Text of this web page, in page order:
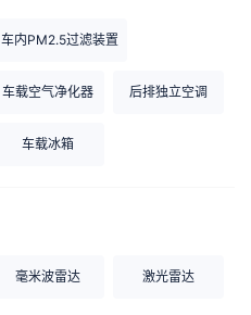
车内PM2.5过滤装置
车载空气净化器 后排独立空调
车载冰箱
毫米波雷达 激光雷达